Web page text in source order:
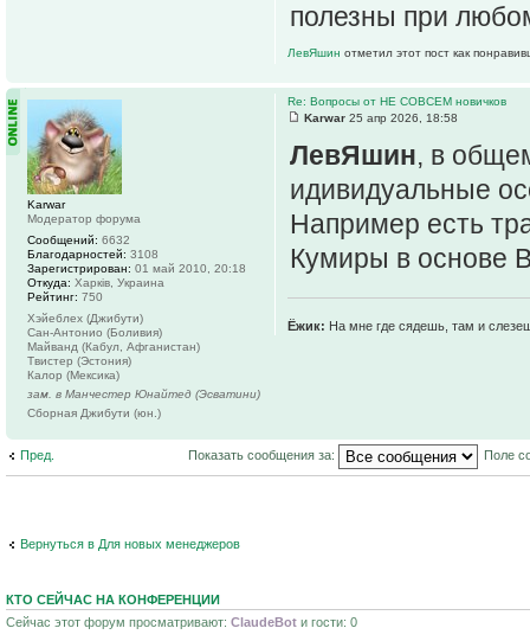
полезны при
ЛевЯшин отметил этот пост как
Re: Вопросы от НЕ СОВСЕМ новичков
Karwar 25 апр 2026, 18:58
ЛевЯшин, в
идивидуальные
Например есть
Кумиры в основе
Ёжик: На мне где сядешь, там и
Karwar
Модератор форума
Сообщений: 6632
Благодарностей: 3108
Зарегистрирован: 01 май 2010, 20:18
Откуда: Харків, Украина
Рейтинг: 750
Хэйеблех (Джибути)
Сан-Антонио (Боливия)
Майванд (Кабул, Афганистан)
Твистер (Эстония)
Калор (Мексика)
зам. в Манчестер Юнайтед (Эсватини)
Сборная Джибути (юн.)
Пред. Показать сообщения за: Поле
Вернуться в Для новых менеджеров
КТО СЕЙЧАС НА КОНФЕРЕНЦИИ
Сейчас этот форум просматривают: ClaudeBot и гости: 0